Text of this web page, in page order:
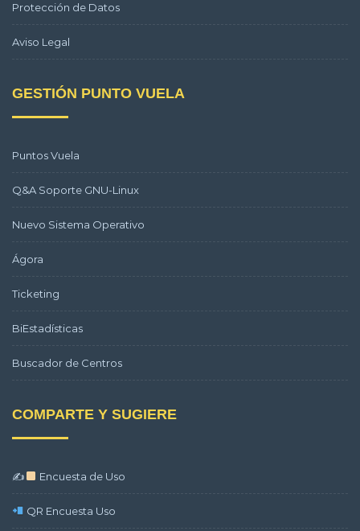
Protección de Datos
Aviso Legal
GESTIÓN PUNTO VUELA
Puntos Vuela
Q&A Soporte GNU-Linux
Nuevo Sistema Operativo
Ágora
Ticketing
BiEstadísticas
Buscador de Centros
COMPARTE Y SUGIERE
✍ Encuesta de Uso
QR Encuesta Uso